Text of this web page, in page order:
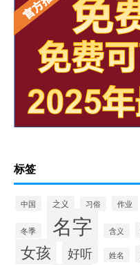
标签
中国 之义 习俗 作业
冬季 名字 含义
女孩 好听 姓名